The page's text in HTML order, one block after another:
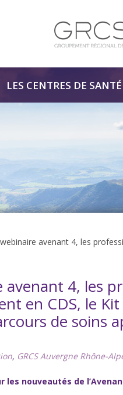
LES CENTRES DE SANTÉ
avenant 4, les
avenant 4, les
en CDS, le
de soins
, GRCS Auvergne Rhône-
les nouveautés de